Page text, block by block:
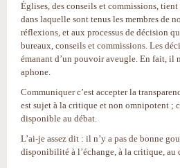
Églises, des conseils et commissions,
dans laquelle sont tenus les membres de
réflexions, et aux processus de décision
bureaux, conseils et commissions. Les
émanant d’un pouvoir aveugle. En fait, il
aphone.
Communiquer c’est accepter la
est sujet à la critique et non omnipotent ;
disponible au débat.
L’ai-je assez dit : il n’y a pas de bonne
disponibilité à l’échange, à la critique, au